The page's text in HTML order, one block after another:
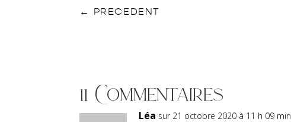
← PRECEDENT
11 Commentaires
Léa sur 21 octobre 2020 à 11 h 09 min